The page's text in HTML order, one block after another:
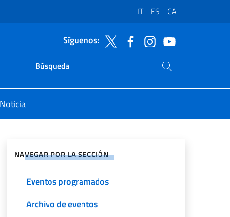
IT ES CA
Síguenos:
Ricerca sito live
Buscar en el sitio
Noticia
NAVEGAR POR LA SECCIÓN
Eventos programados
Archivo de eventos